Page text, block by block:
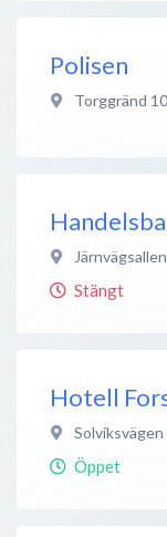
Polisen
Torggränd
Stängt
Hotell
Solviksvägen
Öppet